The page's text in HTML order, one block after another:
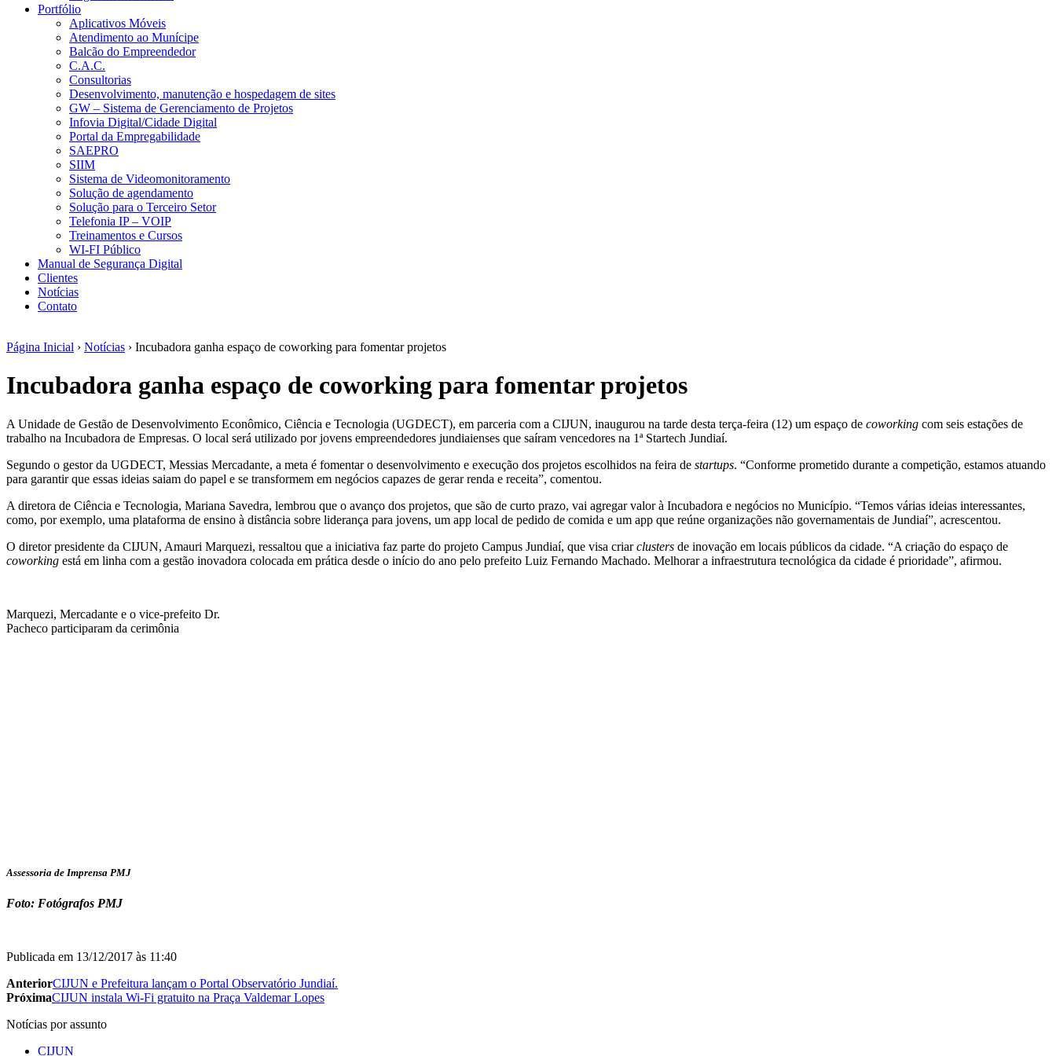
Portfólio
Aplicativos Móveis
Atendimento ao Munícipe
Balcão do Empreendedor
C.A.C.
Consultorias
Desenvolvimento, manutenção e hospedagem de sites
GW – Sistema de Gerenciamento de Projetos
Infovia Digital/Cidade Digital
Portal da Empregabilidade
SAEPRO
SIIM
Sistema de Videomonitoramento
Solução de agendamento
Solução para o Terceiro Setor
Telefonia IP – VOIP
Treinamentos e Cursos
WI-FI Público
Manual de Segurança Digital
Clientes
Notícias
Contato
Página Inicial › Notícias › Incubadora ganha espaço de coworking para fomentar projetos
Incubadora ganha espaço de coworking para fomentar projetos
A Unidade de Gestão de Desenvolvimento Econômico, Ciência e Tecnologia (UGDECT), em parceria com a CIJUN, inaugurou na tarde desta terça-feira (12) um espaço de coworking com seis estações de
trabalho na Incubadora de Empresas. O local será utilizado por jovens empreendedores jundiaienses que saíram vencedores na 1ª Startech Jundiaí.
Segundo o gestor da UGDECT, Messias Mercadante, a meta é fomentar o desenvolvimento e execução dos projetos escolhidos na feira de startups. “Conforme prometido durante a competição, estamos atuando
para garantir que essas ideias saiam do papel e se transformem em negócios capazes de gerar renda e receita”, comentou.
A diretora de Ciência e Tecnologia, Mariana Savedra, lembrou que o avanço dos projetos, que são de curto prazo, vai agregar valor à Incubadora e negócios no Município. “Temos várias ideias interessantes,
como, por exemplo, uma plataforma de ensino à distância sobre liderança para jovens, um app local de pedido de comida e um app que reúne organizações não governamentais de Jundiaí”, acrescentou.
O diretor presidente da CIJUN, Amauri Marquezi, ressaltou que a iniciativa faz parte do projeto Campus Jundiaí, que visa criarclusters de inovação em locais públicos da cidade. “A criação do espaço de
coworking está em linha com a gestão inovadora colocada em prática desde o início do ano pelo prefeito Luiz Fernando Machado. Melhorar a infraestrutura tecnológica da cidade é prioridade”, afirmou.
Marquezi, Mercadante e o vice-prefeito Dr.
Pacheco participaram da cerimônia
Assessoria de Imprensa PMJ
Foto: Fotógrafos PMJ
Publicada em 13/12/2017 às 11:40
AnteriorCIJUN e Prefeitura lançam o Portal Observatório Jundiaí.
PróximaCIJUN instala Wi-Fi gratuito na Praça Valdemar Lopes
Notícias por assunto
CIJUN